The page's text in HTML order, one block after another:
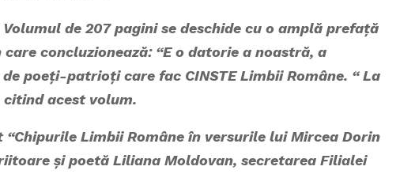
de 207 pagini se deschide cu o amplă prefață
care concluzionează: “E o datorie a noastră, a
poeți-patrioți care fac CINSTE Limbii Române. “ La
acest volum.
Limbii Române în versurile lui Mircea Dorin
și poetă Liliana Moldovan, secretarea Filialei